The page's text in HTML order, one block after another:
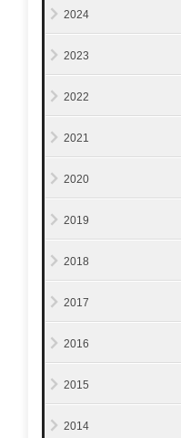
2024
2023
2022
2021
2020
2019
2018
2017
2016
2015
2014